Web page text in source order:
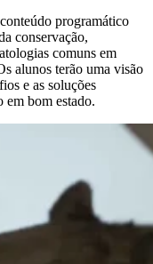
programático
conservação,
comuns em
alunos terão uma visão
e as soluções
em bom estado.